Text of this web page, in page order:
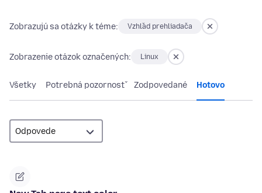
Zobrazujú sa otázky k téme: Vzhľad prehliadača
Zobrazenie otázok označených: Linux
Všetky Potrebná pozornosť Zodpovedané Hotovo